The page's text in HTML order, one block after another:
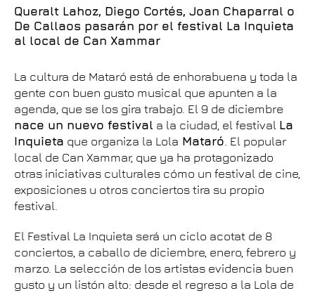
Queralt Lahoz, Diego Cortés, Joan Chaparral o
De Callaos pasarán por el festival La Inquieta
al local de Can Xammar
La cultura de Mataró está de enhorabuena y toda la
gente con buen gusto musical que apunten a la
agenda, que se los gira trabajo. El 9 de diciembre
nace un nuevo festival a la ciudad, el festival La
Inquieta que organiza la Lola Mataró. El popular
local de Can Xammar, que ya ha protagonizado
otras iniciativas culturales cómo un festival de cine,
exposiciones u otros conciertos tira su propio
festival.
El Festival La Inquieta será un ciclo acotat de 8
conciertos, a caballo de diciembre, enero, febrero y
marzo. La selección de los artistas evidencia buen
gusto y un listón alto: desde el regreso a la Lola de